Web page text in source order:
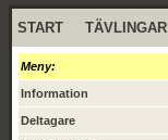
START TÄVLINGAR
Meny:
Information
Deltagare